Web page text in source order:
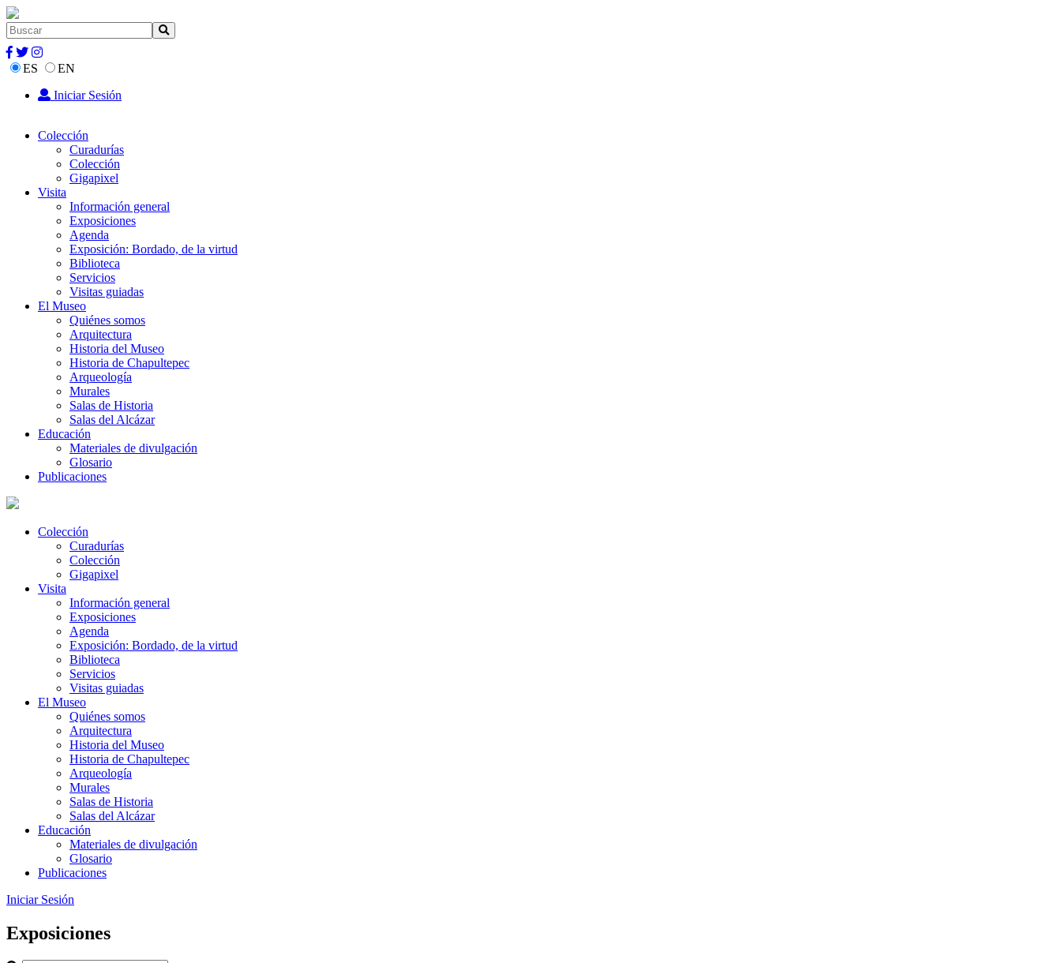
ES
EN
Iniciar Sesión
Colección
Curadurías
Colección
Gigapixel
Visita
Información general
Exposiciones
Agenda
Exposición: Bordado, de la virtud
Biblioteca
Servicios
Visitas guiadas
El Museo
Quiénes somos
Arquitectura
Historia del Museo
Historia de Chapultepec
Arqueología
Murales
Salas de Historia
Salas del Alcázar
Educación
Materiales de divulgación
Glosario
Publicaciones
Colección
Curadurías
Colección
Gigapixel
Visita
Información general
Exposiciones
Agenda
Exposición: Bordado, de la virtud
Biblioteca
Servicios
Visitas guiadas
El Museo
Quiénes somos
Arquitectura
Historia del Museo
Historia de Chapultepec
Arqueología
Murales
Salas de Historia
Salas del Alcázar
Educación
Materiales de divulgación
Glosario
Publicaciones
Iniciar Sesión
Exposiciones